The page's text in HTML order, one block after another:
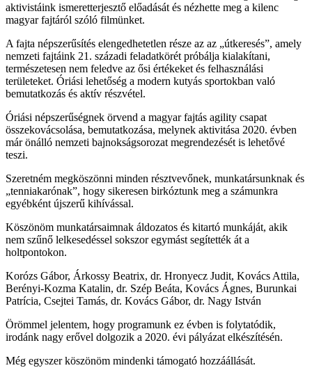
aktivistáink ismeretterjesztő előadását és nézhette meg a kilenc
magyar fajtáról szóló filmünket.
A fajta népszerűsítés elengedhetetlen része az az „útkeresés”, amely
nemzeti fajtáink 21. századi feladatkörét próbálja kialakítani,
természetesen nem feledve az ősi értékeket és felhasználási
területeket. Óriási lehetőség a modern kutyás sportokban való
bemutatkozás és aktív részvétel.
Óriási népszerűségnek örvend a magyar fajtás agility csapat
összekovácsolása, bemutatkozása, melynek aktivitása 2020. évben
már önálló nemzeti bajnokságsorozat megrendezését is lehetővé
teszi.
Szeretném megköszönni minden résztvevőnek, munkatársunknak és
„tenniakarónak”, hogy sikeresen birkóztunk meg a számunkra
egyébként újszerű kihívással.
Köszönöm munkatársaimnak áldozatos és kitartó munkáját, akik
nem szűnő lelkesedéssel sokszor egymást segítették át a
holtpontokon.
Korózs Gábor, Árkossy Beatrix, dr. Hronyecz Judit, Kovács Attila,
Berényi-Kozma Katalin, dr. Szép Beáta, Kovács Ágnes, Burunkai
Patrícia, Csejtei Tamás, dr. Kovács Gábor, dr. Nagy István
Örömmel jelentem, hogy programunk ez évben is folytatódik,
irodánk nagy erővel dolgozik a 2020. évi pályázat elkészítésén.
Még egyszer köszönöm mindenki támogató hozzáállását.